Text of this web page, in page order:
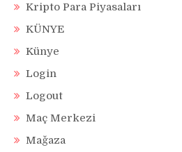
Kripto Para Piyasaları
KÜNYE
Künye
Login
Logout
Maç Merkezi
Mağaza